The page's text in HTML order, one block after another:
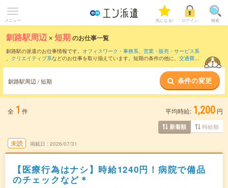
メニュー 気になる! ログイン 検索
釧路駅周辺 ×短期のお仕事一覧
釧路駅の派遣のお仕事情報です。 オフィスワーク・事務系、 営業・販売・サービス系
、 クリエイティブ系などのお仕事を取り揃えています。短期の条件の他に、 交通費別
釧路駅周辺 / 短期 条件の変更
全 1 件 平均時給: 1,200 円
新着順 時給順
未読 掲載日 2026/07/31
【医療行為はナシ】時給1240円！病院で備品
のチェックなど＊